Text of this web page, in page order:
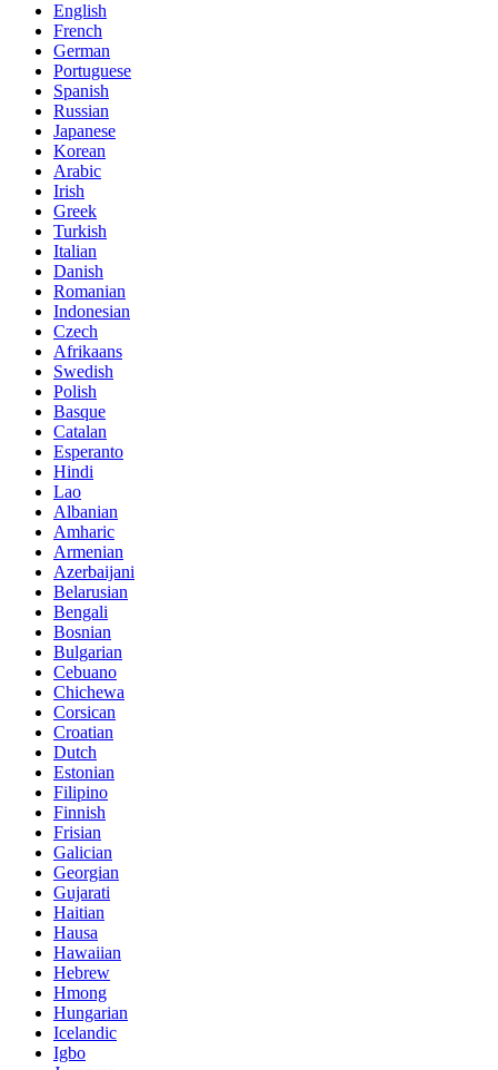
English
French
German
Portuguese
Spanish
Russian
Japanese
Korean
Arabic
Irish
Greek
Turkish
Italian
Danish
Romanian
Indonesian
Czech
Afrikaans
Swedish
Polish
Basque
Catalan
Esperanto
Hindi
Lao
Albanian
Amharic
Armenian
Azerbaijani
Belarusian
Bengali
Bosnian
Bulgarian
Cebuano
Chichewa
Corsican
Croatian
Dutch
Estonian
Filipino
Finnish
Frisian
Galician
Georgian
Gujarati
Haitian
Hausa
Hawaiian
Hebrew
Hmong
Hungarian
Icelandic
Igbo